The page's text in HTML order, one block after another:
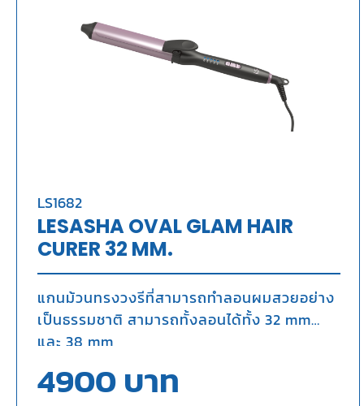
LS1682
LESASHA OVAL GLAM HAIR
CURER 32 MM.
แกนม้วนทรงวงรีที่สามารถทำลอนผมสวยอย่าง
เป็นธรรมชาติ สามารถทั้งลอนได้ทั้ง 32 mm
และ 38 mm
4900บาท